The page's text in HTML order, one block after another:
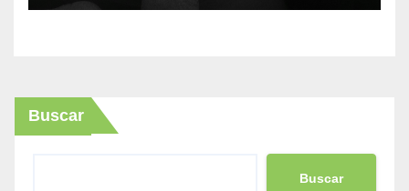
Buscar
Buscar